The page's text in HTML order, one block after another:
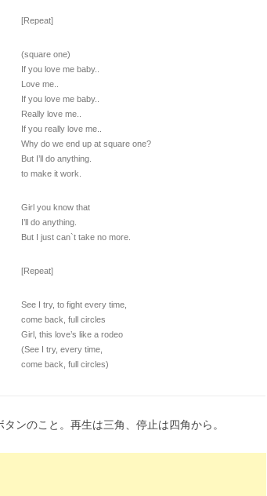
[Repeat]
(square one)
If you love me baby..
Love me..
If you love me baby..
Really love me..
If you really love me..
Why do we end up at square one?
But I’ll do anything.
to make it work.
Girl you know that
I’ll do anything.
But I just can`t take no more.
[Repeat]
See I try, to fight every time,
come back, full circles
Girl, this love’s like a rodeo
(See I try, every time,
come back, full circles)
ンのこと。再生は三角、停止は四角から。